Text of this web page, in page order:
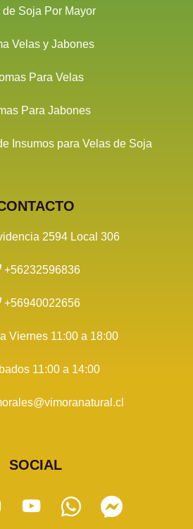
de Soja Por Mayor
Velas y Jabones
Para Velas
Para Jabones
Insumos para Velas de Soja
2594 Local 306
+56232596836
+56940022656
Viernes 11:00 a 18:00
11:00 a 14:00
SOCIAL